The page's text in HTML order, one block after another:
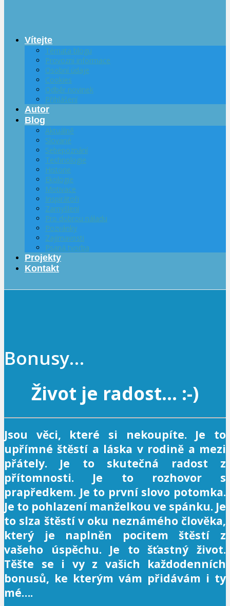
Vítejte
Témata blogu
Provozní informace
Osobní údaje
Cookies
Odběr novinek
Přihlášení
Autor
Blog
Aktuálně
Slované
Sebepoznání
Technologie
Historie
Ekologie
Motivace
Inspirátoři
Zamyšlení
Pro dobrou náladu
Pozvánky
Zajímavosti
Psaná tvorba
Projekty
Kontakt
Bonusy…
Život je radost… :-)
Jsou věci, které si nekoupíte. Je to
upřímné štěstí a láska v rodině a mezi
přátely. Je to skutečná radost z
přítomnosti. Je to rozhovor s
prapředkem. Je to první slovo potomka.
Je to pohlazení manželkou ve spánku. Je
to slza štěstí v oku neznámého člověka,
který je naplněn pocitem štěstí z
vašeho úspěchu. Je to šťastný život.
Těšte se i vy z vašich každodenních
bonusů, ke kterým vám přidávám i ty
mé….